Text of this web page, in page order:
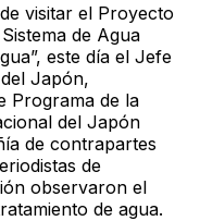
visitar el Proyecto
de Agua
este día el Jefe
Japón,
Programa de la
del Japón
de contrapartes
de
observaron el
de agua.